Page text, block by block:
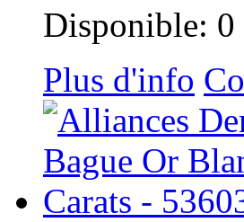
Disponible: 0
Plus d'info